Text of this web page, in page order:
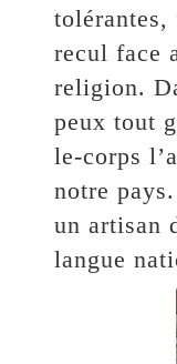
tolérantes,
recul face
religion.
peux tout
le-corps
notre
un artisan
langue